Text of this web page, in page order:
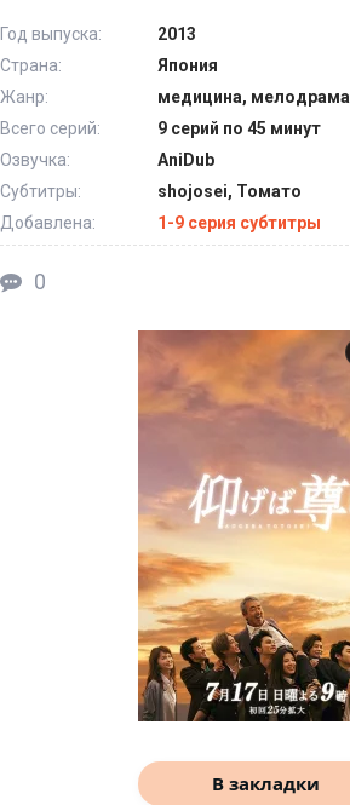
Год выпуска:
2013
Страна:
Япония
Жанр:
медицина, мелодрама
Всего серий:
9 серий по 45 минут
Озвучка:
AniDub
Субтитры:
shojosei, Томато
Добавлена:
1-9 серия субтитры
0
В закладки